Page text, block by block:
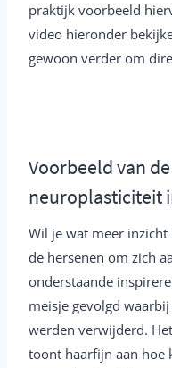
praktijk voorbeeld
video hieronder
gewoon verder om
Voorbeeld van
neuroplasticiteit
Wil je wat meer
de hersenen om zich
onderstaande
meisje gevolgd
werden verwijderd.
toont haarfijn aan hoe